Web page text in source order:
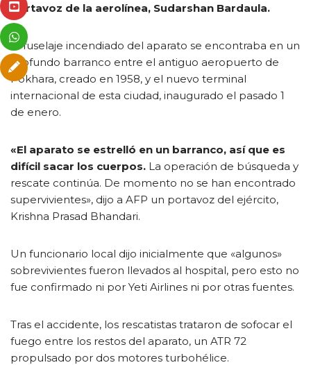
portavoz de la aerolínea, Sudarshan Bardaula.
El fuselaje incendiado del aparato se encontraba en un
profundo barranco entre el antiguo aeropuerto de
Pokhara, creado en 1958, y el nuevo terminal
internacional de esta ciudad, inaugurado el pasado 1
de enero.
«El aparato se estrelló en un barranco, así que es
difícil sacar los cuerpos. La operación de búsqueda y
rescate continúa. De momento no se han encontrado
supervivientes», dijo a AFP un portavoz del ejército,
Krishna Prasad Bhandari.
Un funcionario local dijo inicialmente que «algunos»
sobrevivientes fueron llevados al hospital, pero esto no
fue confirmado ni por Yeti Airlines ni por otras fuentes.
Tras el accidente, los rescatistas trataron de sofocar el
fuego entre los restos del aparato, un ATR 72
propulsado por dos motores turbohélice.